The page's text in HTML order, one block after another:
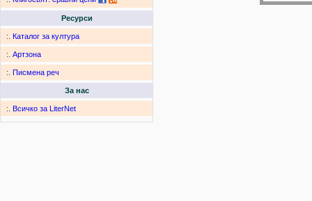
Ресурси
:. Каталог за култура
:. Артзона
:. Писмена реч
За нас
:. Всичко за LiterNet